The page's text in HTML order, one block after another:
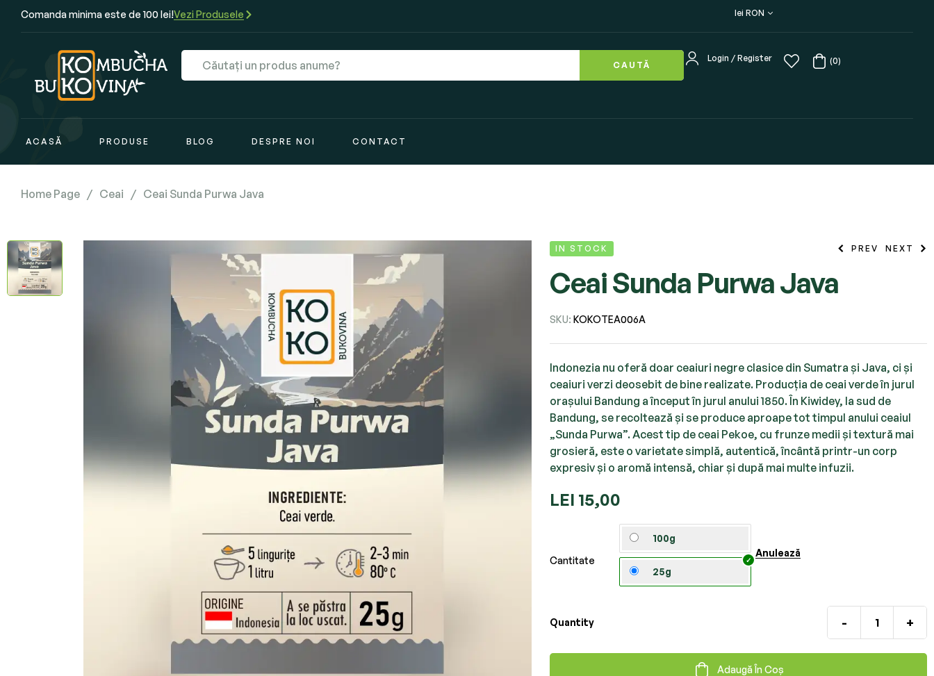
Comanda minima este de 100 lei!Vezi Produsele lei RON
CAUTĂ
Login / Register (0)
ACASĂ PRODUSE BLOG DESPRE NOI CONTACT
Home Page / Ceai / Ceai Sunda Purwa Java
IN STOCK PREV NEXT
Ceai Sunda Purwa Java
SKU:KOKOTEA006A
Indonezia nu oferă doar ceaiuri negre clasice din Sumatra și Java, ci și
ceaiuri verzi deosebit de bine realizate. Producția de ceai verde în jurul
orașului Bandung a început în jurul anului 1850. În Kiwidey, la sud de
Bandung, se recoltează și se produce aproape tot timpul anului ceaiul
„Sunda Purwa”. Acest tip de ceai Pekoe, cu frunze medii și textură mai
grosieră, este o varietate simplă, autentică, încântă printr-un corp
expresiv și o aromă intensă, chiar și după mai multe infuzii.
LEI 15,00
Cantitate
100g
25g
Anulează
Quantity - +
Adaugă În Coș